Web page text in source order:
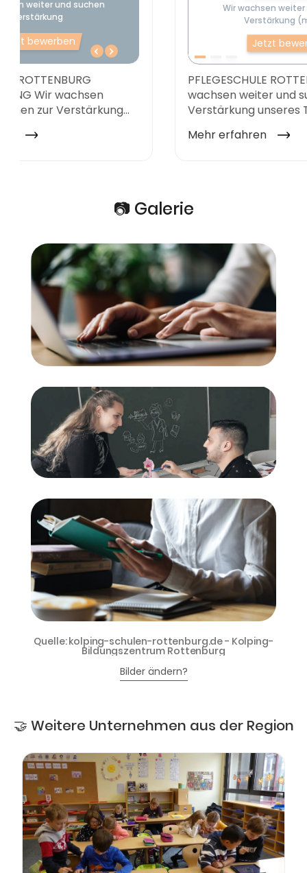
📷 Galerie
Quelle: kolping-schulen-rottenburg.de - Kolping-
Bildungszentrum Rottenburg
Bilder ändern?
🤝 Weitere Unternehmen aus der Region